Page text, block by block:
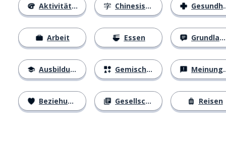
Aktivitäten
Arbeit
Ausbildung
Beziehungen
Chinesische Schriftzeichen
Essen
Gemischtes
Gesellschaft
Gesundheit
Grundlagen
Meinungen
Reisen